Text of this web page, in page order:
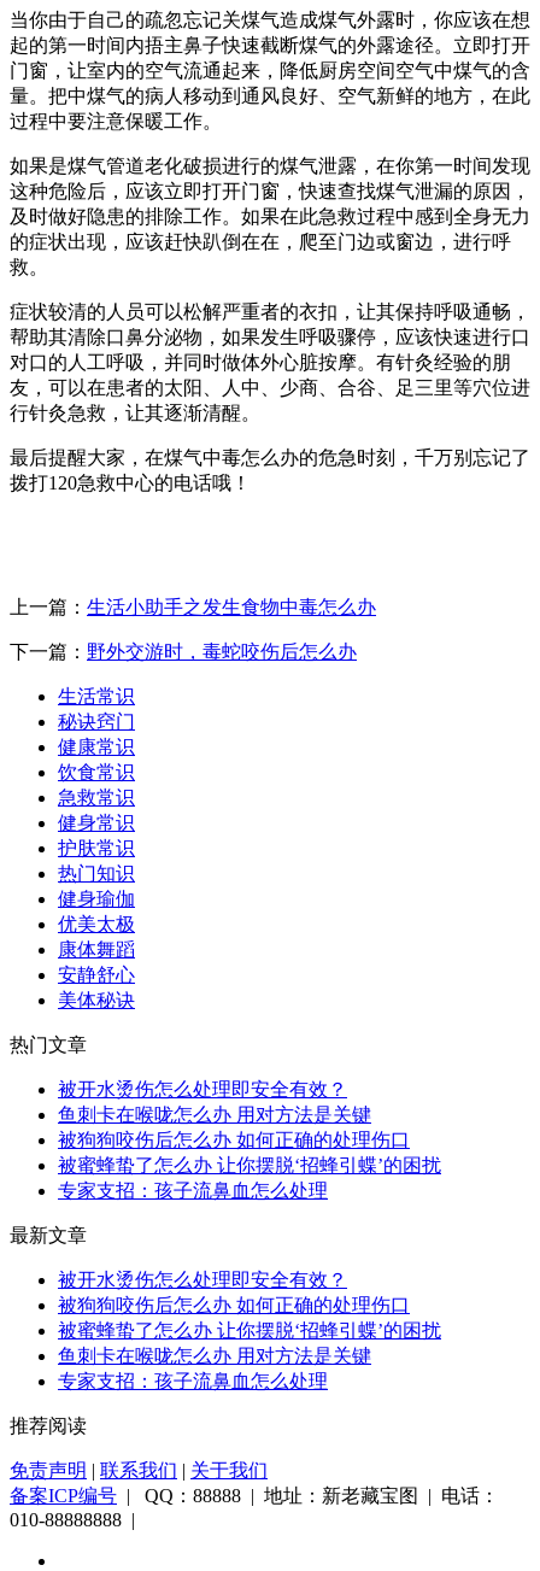
当你由于自己的疏忽忘记关煤气造成煤气外露时，你应该在想
起的第一时间内捂主鼻子快速截断煤气的外露途径。立即打开
门窗，让室内的空气流通起来，降低厨房空间空气中煤气的含
量。把中煤气的病人移动到通风良好、空气新鲜的地方，在此
过程中要注意保暖工作。
如果是煤气管道老化破损进行的煤气泄露，在你第一时间发现
这种危险后，应该立即打开门窗，快速查找煤气泄漏的原因，
及时做好隐患的排除工作。如果在此急救过程中感到全身无力
的症状出现，应该赶快趴倒在在，爬至门边或窗边，进行呼
救。
症状较清的人员可以松解严重者的衣扣，让其保持呼吸通畅，
帮助其清除口鼻分泌物，如果发生呼吸骤停，应该快速进行口
对口的人工呼吸，并同时做体外心脏按摩。有针灸经验的朋
友，可以在患者的太阳、人中、少商、合谷、足三里等穴位进
行针灸急救，让其逐渐清醒。
最后提醒大家，在煤气中毒怎么办的危急时刻，千万别忘记了
拨打120急救中心的电话哦！
上一篇： 生活小助手之发生食物中毒怎么办
下一篇： 野外交游时，毒蛇咬伤后怎么办
生活常识
秘诀窍门
健康常识
饮食常识
急救常识
健身常识
护肤常识
热门知识
健身瑜伽
优美太极
康体舞蹈
安静舒心
美体秘诀
热门文章
被开水烫伤怎么处理即安全有效？
鱼刺卡在喉咙怎么办 用对方法是关键
被狗狗咬伤后怎么办 如何正确的处理伤口
被蜜蜂蛰了怎么办 让你摆脱‘招蜂引蝶’的困扰
专家支招：孩子流鼻血怎么处理
最新文章
被开水烫伤怎么处理即安全有效？
被狗狗咬伤后怎么办 如何正确的处理伤口
被蜜蜂蛰了怎么办 让你摆脱‘招蜂引蝶’的困扰
鱼刺卡在喉咙怎么办 用对方法是关键
专家支招：孩子流鼻血怎么处理
推荐阅读
免责声明 | 联系我们 | 关于我们
备案ICP编号 | QQ：88888 | 地址：新老藏宝图 | 电话：
010-88888888 |